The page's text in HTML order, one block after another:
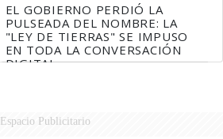
EL GOBIERNO PERDIÓ LA
PULSEADA DEL NOMBRE: LA
"LEY DE TIERRAS" SE IMPUSO
EN TODA LA CONVERSACIÓN
DIGITAL
Espacio Publicitario